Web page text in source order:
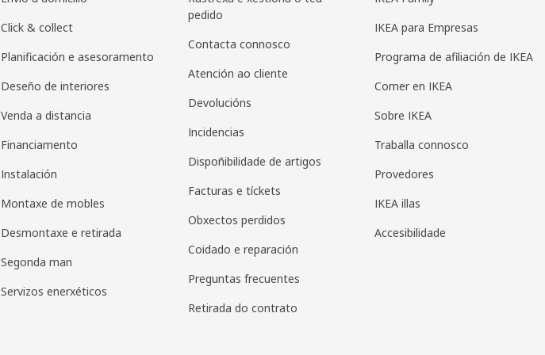
Click & collect
Planificación e asesoramento
Deseño de interiores
Venda a distancia
Financiamento
Instalación
Montaxe de mobles
Desmontaxe e retirada
Segonda man
Servizos enerxéticos
pedido
Contacta connosco
Atención ao cliente
Devolucións
Incidencias
Dispoñibilidade de artigos
Facturas e tíckets
Obxectos perdidos
Coidado e reparación
Preguntas frecuentes
Retirada do contrato
IKEA para Empresas
Programa de afiliación de IKEA
Comer en IKEA
Sobre IKEA
Traballa connosco
Provedores
IKEA illas
Accesibilidade